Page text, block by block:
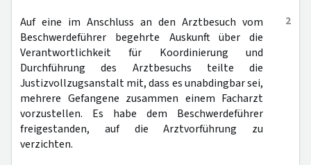
2
Auf eine im Anschluss an den Arztbesuch vom
Beschwerdeführer begehrte Auskunft über die
Verantwortlichkeit für Koordinierung und
Durchführung des Arztbesuchs teilte die
Justizvollzugsanstalt mit, dass es unabdingbar sei,
mehrere Gefangene zusammen einem Facharzt
vorzustellen. Es habe dem Beschwerdeführer
freigestanden, auf die Arztvorführung zu
verzichten.